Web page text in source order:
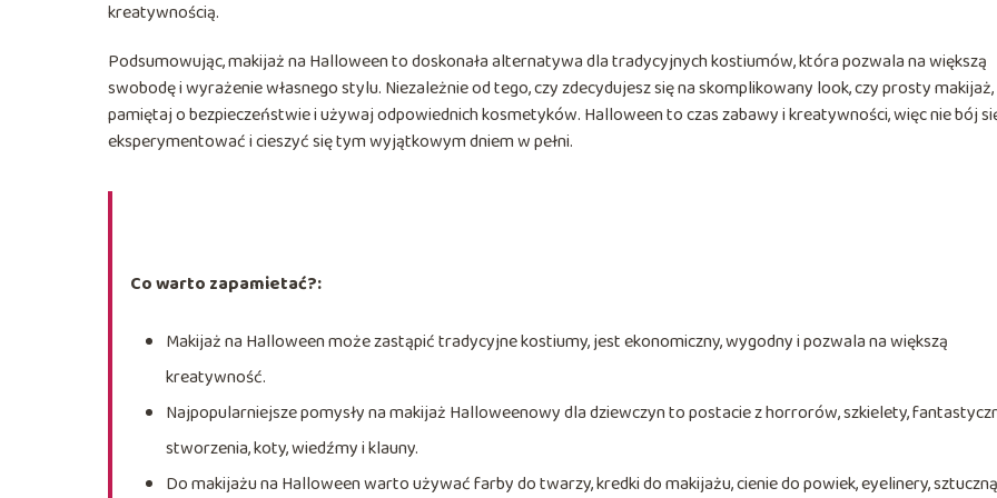
kreatywnością.
Podsumowując, makijaż na Halloween to doskonała alternatywa dla tradycyjnych kostiumów, która pozwala na większą
swobodę i wyrażenie własnego stylu. Niezależnie od tego, czy zdecydujesz się na skomplikowany look, czy prosty makijaż,
pamiętaj o bezpieczeństwie i używaj odpowiednich kosmetyków. Halloween to czas zabawy i kreatywności, więc nie bój
eksperymentować i cieszyć się tym wyjątkowym dniem w pełni.
Co warto zapamietać?:
Makijaż na Halloween może zastąpić tradycyjne kostiumy, jest ekonomiczny, wygodny i pozwala na większą
kreatywność.
Najpopularniejsze pomysły na makijaż Halloweenowy dla dziewczyn to postacie z horrorów, szkielety,
stworzenia, koty, wiedźmy i klauny.
Do makijażu na Halloween warto używać farby do twarzy, kredki do makijażu, cienie do powiek, eyelinery, sztuczną